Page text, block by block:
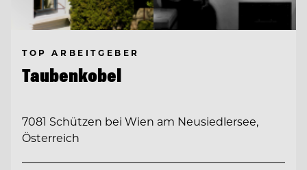
TOP ARBEITGEBER
Taubenkobel
7081 Schützen bei Wien am Neusiedlersee,
Österreich